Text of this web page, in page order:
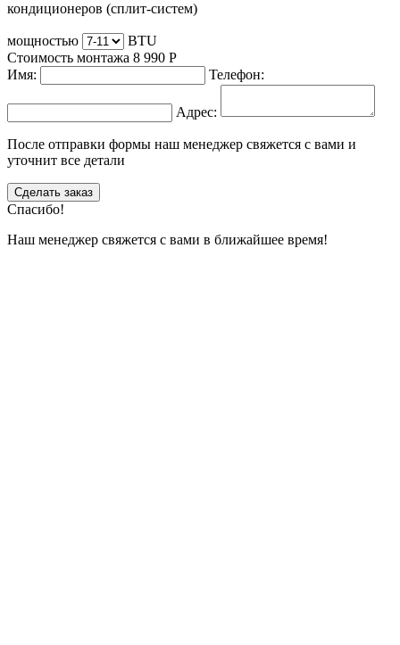
кондиционеров (сплит-систем)
мощностью
BTU
Стоимость монтажа 8 990 Р
Имя:
Телефон:
Адрес:
После отправки формы наш менеджер свяжется с вами и
уточнит все детали
Сделать заказ
Спасибо!
Наш менеджер свяжется с вами в ближайшее время!